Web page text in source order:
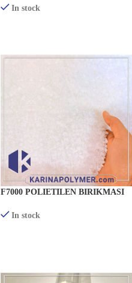
In stock
F7000 POLIETILEN BIRIKMASI
In stock